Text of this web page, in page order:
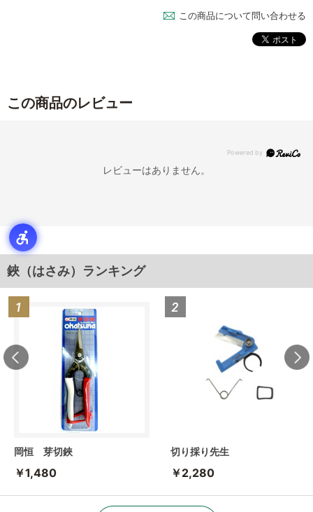
この商品について問い合わせる
この商品のレビュー
レビューはありません。
鋏（はさみ）ランキング
岡恒 芽切鋏
￥1,480
切り採り先生
￥2,280